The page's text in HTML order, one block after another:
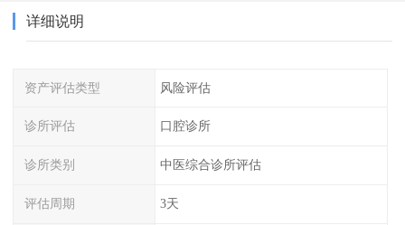
详细说明
资产评估类型 风险评估
诊所评估 口腔诊所
诊所类别 中医综合诊所评估
评估周期 3天